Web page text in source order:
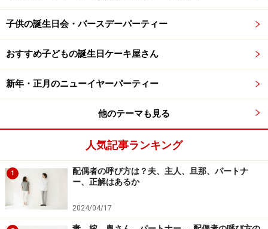
が慣れるということもあります。
ただ、使い分けが暗に強制されるようなコミュニティで
は、 無理をせず、「夫」以外のことばに置き換えてもよ
しいものですし、自分と異なるマナーやルールに対する
複雑な感情が絡んでくることもあるからです。
時間はかかるかもしれませんが、上手にコミュニケーシ
ョンをとりつつ、その違和感も持ち続けていれば、適切
なタイミングに行動を起こすことができるでしょう。
日常的に「主人」という呼称を使う人は、本来の意味を
意識することはないのかもしれません。けれど、日本の
子供の誕生日会・バースデーパーティー
おすすめ子どもの誕生日ケーキ屋さん
新年・正月のニューイヤーパーティー
他のテーマも見る
人気記事ランキング
1
配偶者の呼び方は？夫、主人、旦那、パートナ
ー、正解はあるか
2024/04/17